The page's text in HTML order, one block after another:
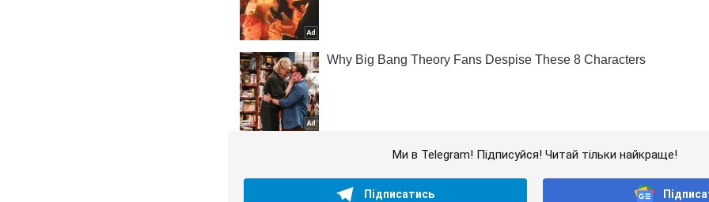
Ми в Telegram! Підписуйся! Читай тільки найкраще!
Підписатись